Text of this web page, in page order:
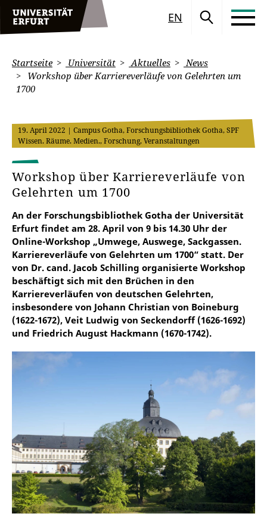
EN
Startseite Universität Aktuelles
News
Workshop über Karriereverläufe von Gelehrten um
1700
19. April 2022 | Campus Gotha, Forschungsbibliothek Gotha, SPF
Wissen. Räume. Medien., Forschung, Veranstaltungen
Workshop über Karriereverläufe von
Gelehrten um 1700
An der Forschungsbibliothek Gotha der Universität
Erfurt findet am 28. April von 9 bis 14.30 Uhr der
Online-Workshop „Umwege, Auswege, Sackgassen.
Karriereverläufe von Gelehrten um 1700“ statt. Der
von Dr. cand. Jacob Schilling organisierte Workshop
beschäftigt sich mit den Brüchen in den
Karriereverläufen von deutschen Gelehrten,
insbesondere von Johann Christian von Boineburg
(1622-1672), Veit Ludwig von Seckendorff (1626-1692)
und Friedrich August Hackmann (1670-1742).